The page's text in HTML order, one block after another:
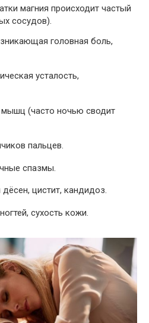
магния происходит частый
сосудов).
головная боль,
усталость,
(часто ночью сводит
пальцев.
спазмы.
цистит, кандидоз.
сухость кожи.